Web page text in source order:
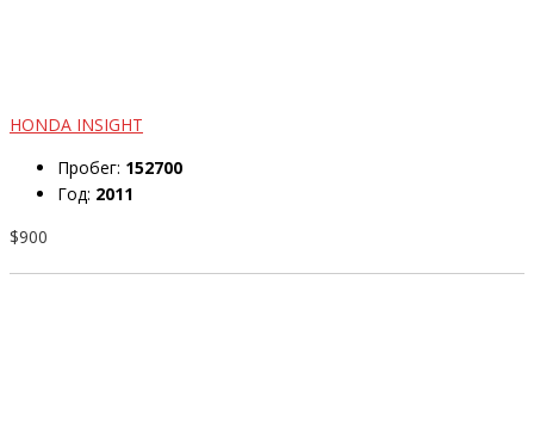
HONDA INSIGHT
Пробег: 152700
Год: 2011
$900